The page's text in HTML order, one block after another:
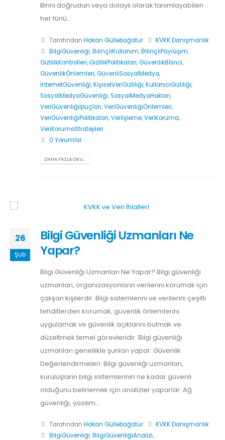
Birini doğrudan veya dolaylı olarak tanımlayabilen
her türlü...
Tarafından Hakan Güllebağatur
KVKK Danışmanlık
BilgiGüvenliği,BilinçliKullanım,BilinçliPaylaşım,
GizlilikKontrolleri,GizlilikPolitikaları,GüvenlikBilinci,
GüvenlikÖnlemleri,GüvenliSosyalMedya,
İnternetGüvenliği,KişiselVeriGizliliği,KullanıcıGizliliği,
SosyalMedyaGüvenliği,SosyalMedyaHakları,
VeriGüvenliğiİpuçları,VeriGüvenliğiÖnlemleri,
VeriGüvenliğiPolitikaları,Veriİşleme,VeriKoruma,
VeriKorumaStratejileri
0 Yorumlar
DAHA FAZLA OKU...
26
Şub
Bilgi Güvenliği Uzmanları Ne
Yapar?
Bilgi Güvenliği Uzmanları Ne Yapar? Bilgi güvenliği
uzmanları, organizasyonların verilerini korumak için
çalışan kişilerdir. Bilgi sistemlerini ve verilerini çeşitli
tehditlerden korumak, güvenlik önlemlerini
uygulamak ve güvenlik açıklarını bulmak ve
düzeltmek temel görevleridir. Bilgi güvenliği
uzmanları genellikle şunları yapar: Güvenlik
Değerlendirmeleri: Bilgi güvenliği uzmanları,
kuruluşların bilgi sistemlerinin ne kadar güvenli
olduğunu belirlemek için analizler yaparlar. Ağ
güvenliği, yazılım...
Tarafından Hakan Güllebağatur
KVKK Danışmanlık
BilgiGüvenliği,BilgiGüvenliğiAnalizi,